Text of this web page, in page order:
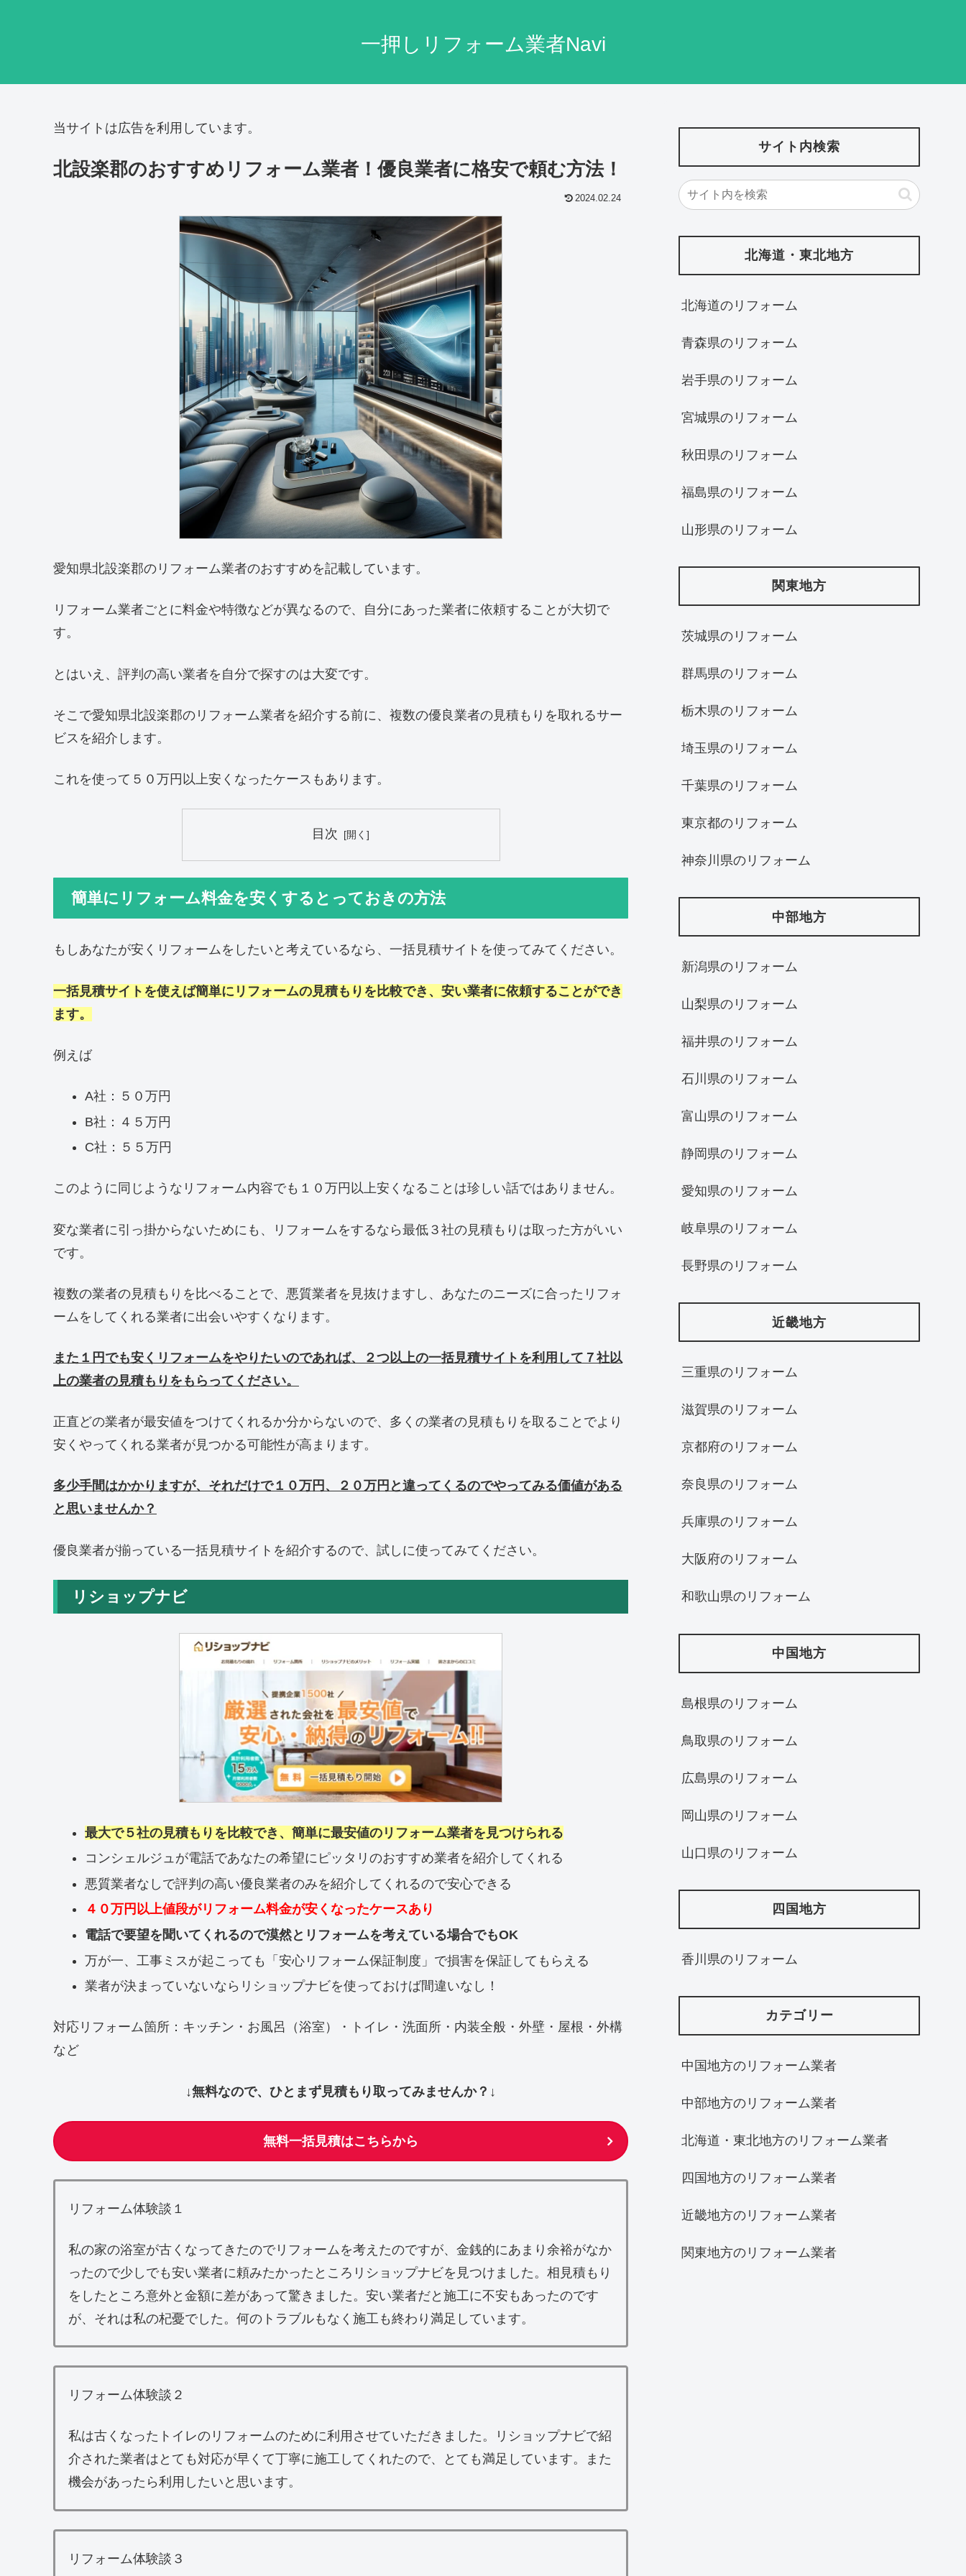
一押しリフォーム業者Navi
当サイトは広告を利用しています。
北設楽郡のおすすめリフォーム業者！優良業者に格安で頼む方法！
2024.02.24
愛知県北設楽郡のリフォーム業者のおすすめを記載しています。
リフォーム業者ごとに料金や特徴などが異なるので、自分にあった業者に依頼することが大切で
す。
とはいえ、評判の高い業者を自分で探すのは大変です。
そこで愛知県北設楽郡のリフォーム業者を紹介する前に、複数の優良業者の見積もりを取れるサー
ビスを紹介します。
これを使って５０万円以上安くなったケースもあります。
目次
簡単にリフォーム料金を安くするとっておきの方法
もしあなたが安くリフォームをしたいと考えているなら、一括見積サイトを使ってみてください。
一括見積サイトを使えば簡単にリフォームの見積もりを比較でき、安い業者に依頼することができ
ます。
例えば
A社：５０万円
B社：４５万円
C社：５５万円
このように同じようなリフォーム内容でも１０万円以上安くなることは珍しい話ではありません。
変な業者に引っ掛からないためにも、リフォームをするなら最低３社の見積もりは取った方がいい
です。
複数の業者の見積もりを比べることで、悪質業者を見抜けますし、あなたのニーズに合ったリフォ
ームをしてくれる業者に出会いやすくなります。
また１円でも安くリフォームをやりたいのであれば、２つ以上の一括見積サイトを利用して７社以
上の業者の見積もりをもらってください。
正直どの業者が最安値をつけてくれるか分からないので、多くの業者の見積もりを取ることでより
安くやってくれる業者が見つかる可能性が高まります。
多少手間はかかりますが、それだけで１０万円、２０万円と違ってくるのでやってみる価値がある
と思いませんか？
優良業者が揃っている一括見積サイトを紹介するので、試しに使ってみてください。
リショップナビ
最大で５社の見積もりを比較でき、簡単に最安値のリフォーム業者を見つけられる
コンシェルジュが電話であなたの希望にピッタリのおすすめ業者を紹介してくれる
悪質業者なしで評判の高い優良業者のみを紹介してくれるので安心できる
４０万円以上値段がリフォーム料金が安くなったケースあり
電話で要望を聞いてくれるので漠然とリフォームを考えている場合でもOK
万が一、工事ミスが起こっても「安心リフォーム保証制度」で損害を保証してもらえる
業者が決まっていないならリショップナビを使っておけば間違いなし！
対応リフォーム箇所：キッチン・お風呂（浴室）・トイレ・洗面所・内装全般・外壁・屋根・外構
など
↓無料なので、ひとまず見積もり取ってみませんか？↓
無料一括見積はこちらから
リフォーム体験談１
私の家の浴室が古くなってきたのでリフォームを考えたのですが、金銭的にあまり余裕がなか
ったので少しでも安い業者に頼みたかったところリショップナビを見つけました。相見積もり
をしたところ意外と金額に差があって驚きました。安い業者だと施工に不安もあったのです
が、それは私の杞憂でした。何のトラブルもなく施工も終わり満足しています。
リフォーム体験談２
私は古くなったトイレのリフォームのために利用させていただきました。リショップナビで紹
介された業者はとても対応が早くて丁寧に施工してくれたので、とても満足しています。また
機会があったら利用したいと思います。
リフォーム体験談３
サイト内検索
北海道・東北地方
北海道‎のリフォーム
青森県のリフォーム
岩手県のリフォーム
宮城県のリフォーム
秋田県のリフォーム
福島県のリフォーム
山形県のリフォーム
関東地方
茨城県のリフォーム
群馬県のリフォーム
栃木県のリフォーム
埼玉県のリフォーム
千葉県のリフォーム
東京都のリフォーム
神奈川県のリフォーム
中部地方
新潟県のリフォーム
山梨県のリフォーム
福井県のリフォーム
石川県のリフォーム
富山県のリフォーム
静岡県のリフォーム
愛知県のリフォーム
岐阜県のリフォーム
長野県のリフォーム
近畿地方
三重県のリフォーム
滋賀県のリフォーム
京都府のリフォーム
奈良県のリフォーム
兵庫県のリフォーム
大阪府のリフォーム
和歌山県のリフォーム
中国地方
島根県のリフォーム
鳥取県のリフォーム
広島県のリフォーム
岡山県のリフォーム
山口県のリフォーム
四国地方
香川県のリフォーム
カテゴリー
中国地方のリフォーム業者
中部地方のリフォーム業者
北海道・東北地方のリフォーム業者
四国地方のリフォーム業者
近畿地方のリフォーム業者
関東地方のリフォーム業者